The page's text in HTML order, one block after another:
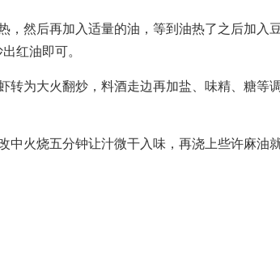
然后再加入适量的油，等到油热了之后加入
红油即可。
为大火翻炒，料酒走边再加盐、味精、糖等
火烧五分钟让汁微干入味，再浇上些许麻油